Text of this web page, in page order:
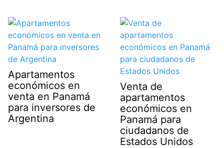
Apartamentos
económicos en
venta en Panamá
para inversores de
Argentina
Venta de
apartamentos
económicos en
Panamá para
ciudadanos de
Estados Unidos